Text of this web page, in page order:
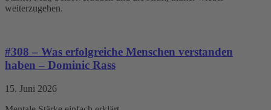
weiterzugehen.
#308 – Was erfolgreiche Menschen verstanden
haben – Dominic Rass
15. Juni 2026